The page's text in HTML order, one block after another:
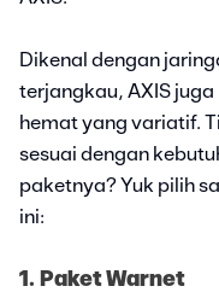
Dikenal dengan
terjangkau, AXIS
hemat yang variatif.
sesuai dengan
paketnya? Yuk pilih
ini:
1. Paket Warnet